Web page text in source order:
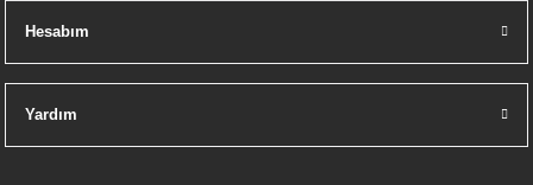
Hesabım
Yardım